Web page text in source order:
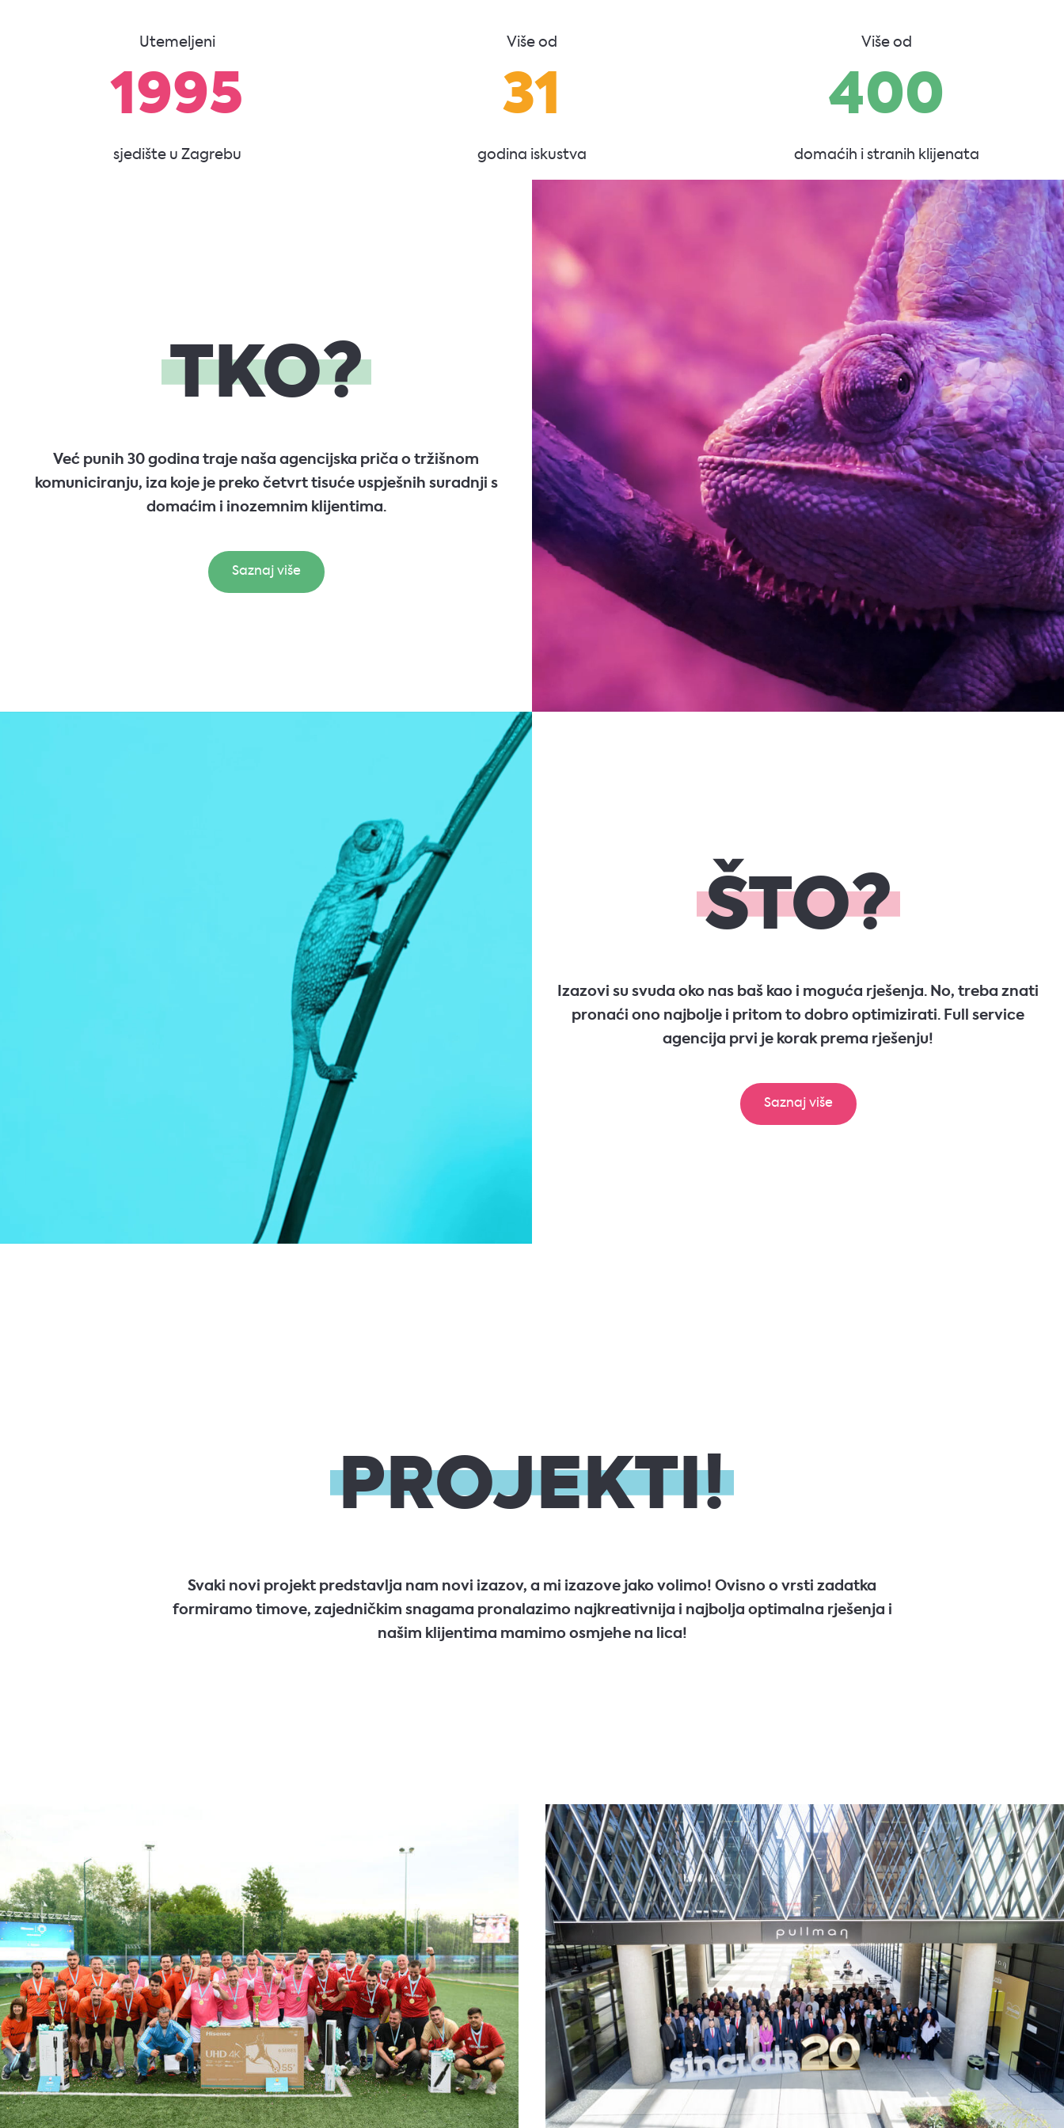
Utemeljeni
1995
sjedište u Zagrebu
Više od
31
godina iskustva
Više od
400
domaćih i stranih klijenata
TKO?
Već punih 30 godina traje naša agencijska priča o tržišnom
komuniciranju, iza koje je preko četvrt tisuće uspješnih suradnji s
domaćim i inozemnim klijentima.
Saznaj više
ŠTO?
Izazovi su svuda oko nas baš kao i moguća rješenja. No, treba znati
pronaći ono najbolje i pritom to dobro optimizirati. Full service
agencija prvi je korak prema rješenju!
Saznaj više
PROJEKTI!
Svaki novi projekt predstavlja nam novi izazov, a mi izazove jako volimo! Ovisno o vrsti zadatka
formiramo timove, zajedničkim snagama pronalazimo najkreativnija i najbolja optimalna rješenja i
našim klijentima mamimo osmjehe na lica!
HISENSE CUP 2025.
HISENSE CUP 2025.
KLIJENT
SINCLAIR
20 GODINA
SINCLAIR BRENDA
U HRVATSKOJ